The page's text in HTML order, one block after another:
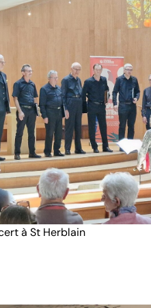
à St Herblain